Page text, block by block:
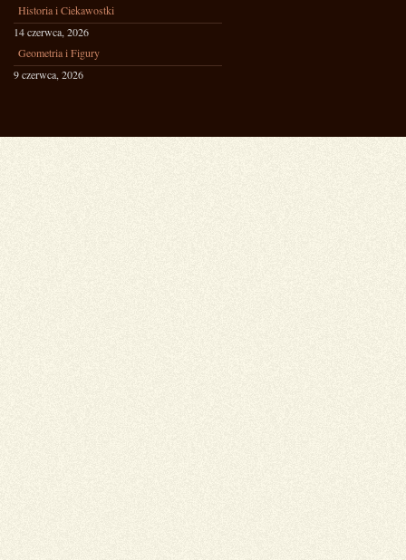
Historia i Ciekawostki
14 czerwca, 2026
Geometria i Figury
9 czerwca, 2026